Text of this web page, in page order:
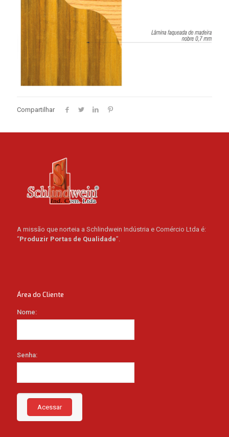
Compartilhar
A missão que norteia a Schlindwein Indústria e Comércio Ltda é:
“Produzir Portas de Qualidade”.
Área do Cliente
Nome:
Senha:
Acessar